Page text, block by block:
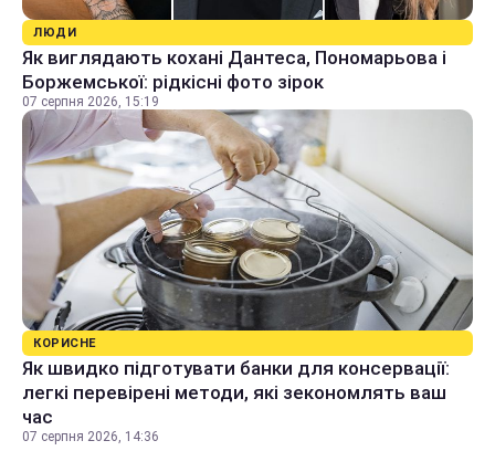
ЛЮДИ
Як виглядають кохані Дантеса, Пономарьова і
Боржемської: рідкісні фото зірок
07 серпня 2026, 15:19
КОРИСНЕ
Як швидко підготувати банки для консервації:
легкі перевірені методи, які зекономлять ваш
час
07 серпня 2026, 14:36